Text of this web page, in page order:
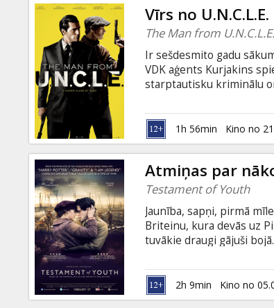
Vīrs no U.N.C.L.E.
The Man from U.N.C.L.E.
Ir sešdesmito gadu
VDK aģents Kurjakins
starptautisku kriminālu
pavediens ir kāda
lai atrastu zinātnieku un
subtitriem latviešu un
1h 56min Kino no
Atmiņas par
Testament of Youth
Jaunība, sapņi, pirmā
Briteinu, kura devās uz
tuvākie draugi gājuši
Filma angļu valodā ar
2h 9min Kino no